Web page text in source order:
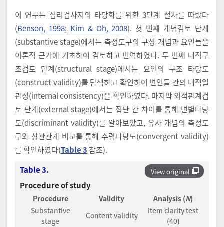
이 연구는 심리검사지의 타당화를 위한 3단계 절차를 따랐다
(Benson, 1998; Kim & Oh, 2008). 첫 번째 개념검토 단계
(substantive stage)에서는 측정도구의 구성 개념과 요인들을
이론적 근거에 기초하여 검토하고 번역하였다. 두 번째 내적구
조검토 단계(structural stage)에서는 요인의 구조 타당도
(construct validity)를 탐색하고 확인하여 변인들 간의 내적일
관성(internal consistency)을 확인하였다. 마지막 외적관계검
토 단계(external stage)에서는 집단 간 차이를 통해 변별타당
도(discriminant validity)를 알아보았고, 유사 개념의 측정도
구와 상관관계 비교를 통해 수렴타당도(convergent validity)
를 확인하였다(Table 3 참조).
View original
Table 3.
Procedure of study
Procedure Validity Analysis (N)
Substantive
stage
Content validity
Item clarity test
(40)